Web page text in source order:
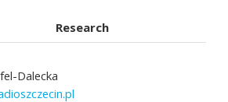
Research
Dalecka